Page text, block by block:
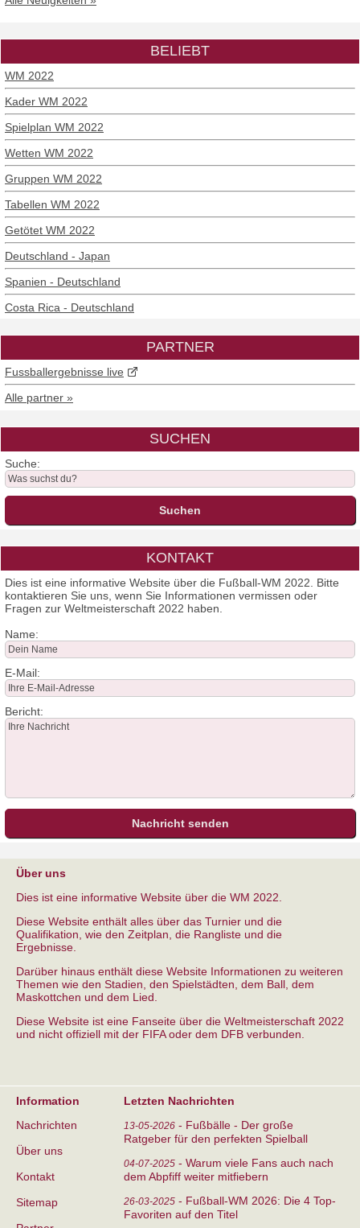
BELIEBT
WM 2022
Kader WM 2022
Spielplan WM 2022
Wetten WM 2022
Gruppen WM 2022
Tabellen WM 2022
Getötet WM 2022
Deutschland - Japan
Spanien - Deutschland
Costa Rica - Deutschland
PARTNER
Fussballergebnisse live
Alle partner »
SUCHEN
Suche:
KONTAKT
Dies ist eine informative Website über die Fußball-WM 2022. Bitte
kontaktieren Sie uns, wenn Sie Informationen vermissen oder
Fragen zur Weltmeisterschaft 2022 haben.
Name:
E-Mail:
Bericht:
Über uns
Dies ist eine informative Website über die WM 2022.
Diese Website enthält alles über das Turnier und die
Qualifikation, wie den Zeitplan, die Rangliste und die
Ergebnisse.
Darüber hinaus enthält diese Website Informationen zu weiteren
Themen wie den Stadien, den Spielstädten, dem Ball, dem
Maskottchen und dem Lied.
Diese Website ist eine Fanseite über die Weltmeisterschaft 2022
und nicht offiziell mit der FIFA oder dem DFB verbunden.
Information
Nachrichten
Über uns
Kontakt
Sitemap
Letzten Nachrichten
13-05-2026 - Fußbälle - Der große
Ratgeber für den perfekten Spielball
04-07-2025 -Warum viele Fans auch nach
dem Abpfiff weiter mitfiebern
26-03-2025 - Fußball-WM 2026: Die 4 Top-
Favoriten auf den Titel